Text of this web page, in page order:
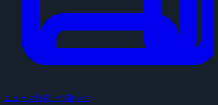
ニュース投稿・情報提供